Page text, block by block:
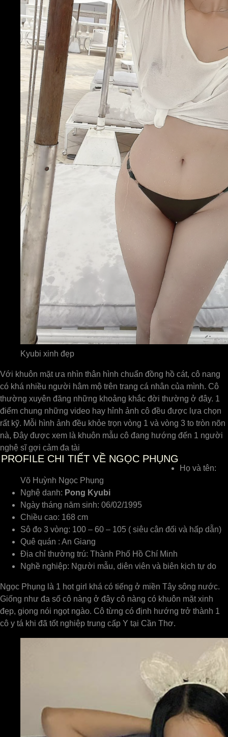
Kyubi xinh đẹp
Với khuôn mặt ưa nhìn thân hình chuẩn đồng hồ cát, cô nang
có khá nhiều người hâm mộ trên trang cá nhân của mình. Cô
thường xuyên đăng những khoảng khắc đời thường ở đây. 1
điểm chung những video hay hỉnh ảnh cô đều được lựa chọn
rất kỹ. Mỗi hình ảnh đều khỏe trọn vòng 1 và vòng 3 to tròn nõn
nà, Đây được xem là khuôn mẫu cô đang hướng đến 1 người
nghệ sĩ gợi cảm đa tài
PROFILE CHI TIẾT VỀ NGỌC PHỤNG
Họ và tên:
Võ Huỳnh Ngọc Phụng
Nghệ danh: Pong Kyubi
Ngày tháng năm sinh: 06/02/1995
Chiều cao: 168 cm
Sô đo 3 vòng: 100 – 60 – 105 ( siêu cân đối và hấp dẫn)
Quê quán : An Giang
Địa chỉ thường trú: Thành Phố Hồ Chí Minh
Nghề nghiệp: Người mẫu, diên viên và biên kịch tự do
Ngọc Phụng là 1 hot girl khá có tiếng ở miền Tây sông nước.
Giống như đa số cô nàng ở đây cô nàng có khuôn mặt xinh
đẹp, giọng nói ngọt ngào. Cô từng có định hướng trở thành 1
cô y tá khi đã tốt nghiệp trung cấp Y tại Cần Thơ.